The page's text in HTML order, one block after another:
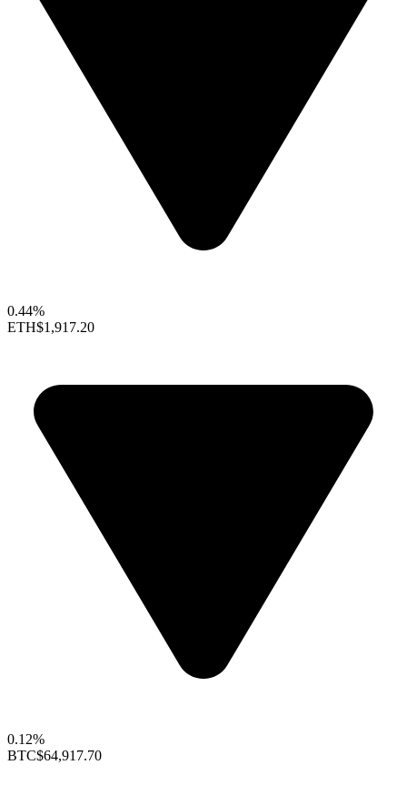
0.44%
ETH$1,917.20
0.12%
BTC$64,917.70